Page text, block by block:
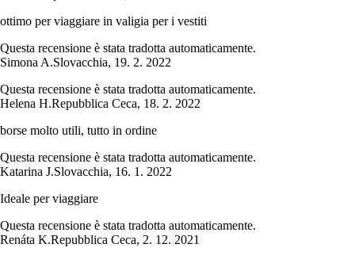
ottimo per viaggiare in valigia per i vestiti
Questa recensione è stata tradotta automaticamente.
Simona A.Slovacchia, 19. 2. 2022
Questa recensione è stata tradotta automaticamente.
Helena H.Repubblica Ceca, 18. 2. 2022
borse molto utili, tutto in ordine
Questa recensione è stata tradotta automaticamente.
Katarina J.Slovacchia, 16. 1. 2022
Ideale per viaggiare
Questa recensione è stata tradotta automaticamente.
Renáta K.Repubblica Ceca, 2. 12. 2021